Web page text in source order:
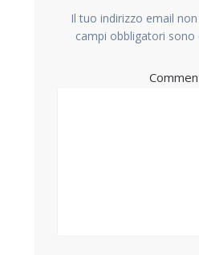
Il tuo indirizzo email
campi obbligatori sono